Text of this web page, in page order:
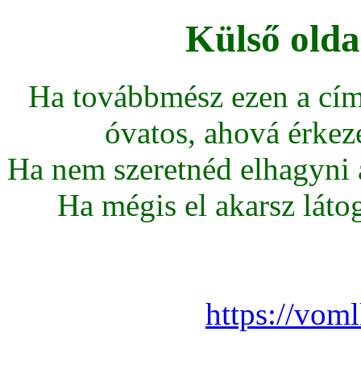
Külső
Ha továbbmész ezen a
óvatos, ahová
Ha nem szeretnéd
Ha mégis el akarsz
https://